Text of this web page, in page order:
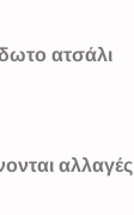
ατσάλι
αλλαγές